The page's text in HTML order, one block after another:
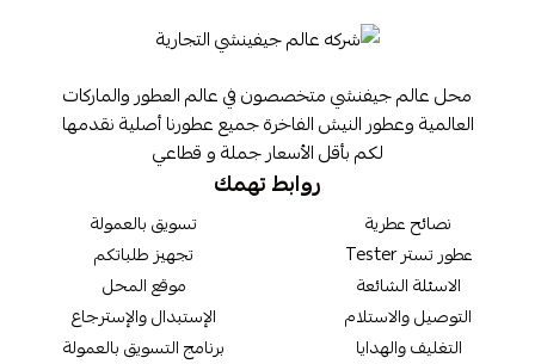
محل عالم جيفنشي متخصصون في عالم العطور والماركات
العالمية وعطور النيش الفاخرة جميع عطورنا أصلية نقدمها
لكم بأقل الأسعار جملة و قطاعي
روابط تهمك
نصائح عطرية
عطور تستر Tester
الاسئلة الشائعة
التوصيل والاستلام
التغليف والهدايا
تسويق بالعمولة
تجهيز طلباتكم
موقع المحل
الإستبدال والإسترجاع
برنامج التسويق بالعمولة